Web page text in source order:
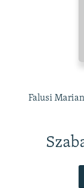
Falusi